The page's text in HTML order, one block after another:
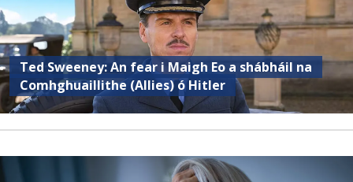
Ted Sweeney: An fear i Maigh Eo a shábháil na
Comhghuaillithe (Allies) ó Hitler